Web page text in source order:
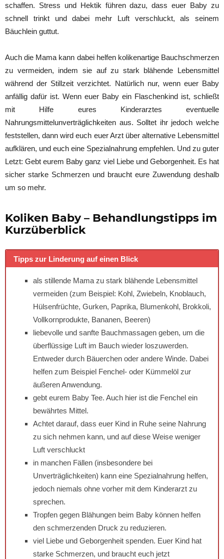
schaffen. Stress und Hektik führen dazu, dass euer Baby zu
schnell trinkt und dabei mehr Luft verschluckt, als seinem
Bäuchlein guttut.
Auch die Mama kann dabei helfen kolikenartige Bauchschmerzen
zu vermeiden, indem sie auf zu stark blähende Lebensmittel
während der Stillzeit verzichtet. Natürlich nur, wenn euer Baby
anfällig dafür ist. Wenn euer Baby ein Flaschenkind ist, schließt
mit Hilfe eures Kinderarztes eventuelle
Nahrungsmittelunverträglichkeiten aus. Solltet ihr jedoch welche
feststellen, dann wird euch euer Arzt über alternative Lebensmittel
aufklären, und euch eine Spezialnahrung empfehlen. Und zu guter
Letzt: Gebt eurem Baby ganz viel Liebe und Geborgenheit. Es hat
sicher starke Schmerzen und braucht eure Zuwendung deshalb
um so mehr.
Koliken Baby – Behandlungstipps im
Kurzüberblick
Tipps zur Linderung auf einen Blick
als stillende Mama zu stark blähende Lebensmittel
vermeiden (zum Beispiel: Kohl, Zwiebeln, Knoblauch,
Hülsenfrüchte, Gurken, Paprika, Blumenkohl, Brokkoli,
Vollkornprodukte, Bananen, Beeren)
liebevolle und sanfte Bauchmassagen geben, um die
überflüssige Luft im Bauch wieder loszuwerden.
Entweder durch Bäuerchen oder andere Winde. Dabei
helfen zum Beispiel Fenchel- oder Kümmelöl zur
äußeren Anwendung.
gebt eurem Baby Tee. Auch hier ist die Fenchel ein
bewährtes Mittel.
Achtet darauf, dass euer Kind in Ruhe seine Nahrung
zu sich nehmen kann, und auf diese Weise weniger
Luft verschluckt
in manchen Fällen (insbesondere bei
Unverträglichkeiten) kann eine Spezialnahrung helfen,
jedoch niemals ohne vorher mit dem Kinderarzt zu
sprechen.
Tropfen gegen Blähungen beim Baby können helfen
den schmerzenden Druck zu reduzieren.
viel Liebe und Geborgenheit spenden. Euer Kind hat
starke Schmerzen, und braucht euch jetzt